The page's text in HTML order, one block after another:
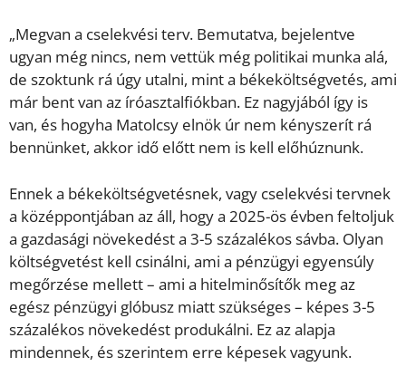
„Megvan a cselekvési terv. Bemutatva, bejelentve
ugyan még nincs, nem vettük még politikai munka alá,
de szoktunk rá úgy utalni, mint a békeköltségvetés, ami
már bent van az íróasztalfiókban. Ez nagyjából így is
van, és hogyha Matolcsy elnök úr nem kényszerít rá
bennünket, akkor idő előtt nem is kell előhúznunk.
Ennek a békeköltségvetésnek, vagy cselekvési tervnek
a középpontjában az áll, hogy a 2025-ös évben feltoljuk
a gazdasági növekedést a 3-5 százalékos sávba. Olyan
költségvetést kell csinálni, ami a pénzügyi egyensúly
megőrzése mellett – ami a hitelminősítők meg az
egész pénzügyi glóbusz miatt szükséges – képes 3-5
százalékos növekedést produkálni. Ez az alapja
mindennek, és szerintem erre képesek vagyunk.